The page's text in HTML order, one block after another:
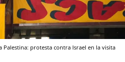
Palestina: protesta contra Israel en la visita